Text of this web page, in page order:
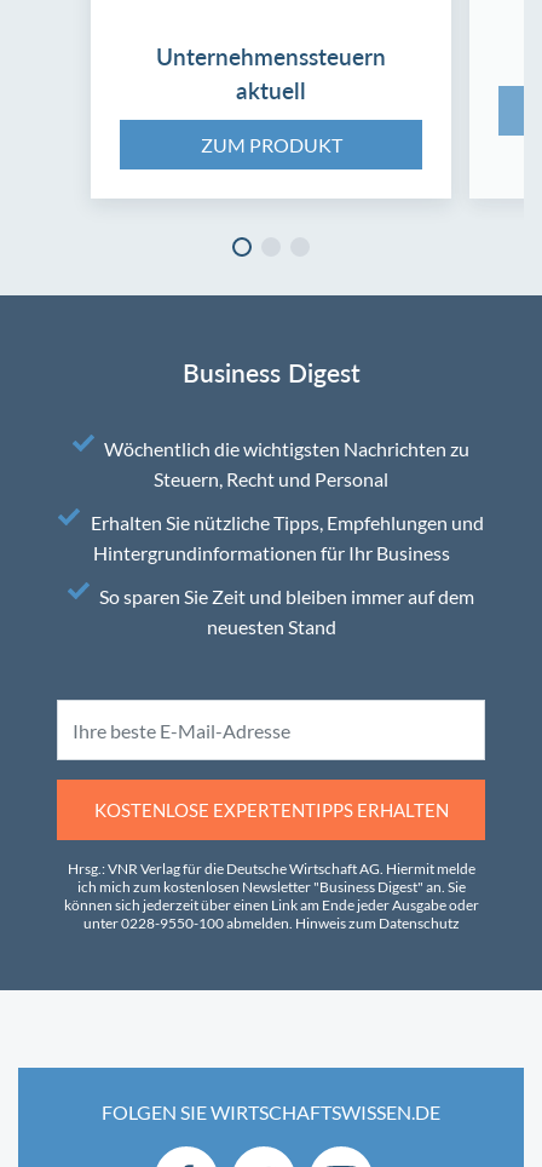
Unternehmenssteuern
aktuell
ZUM PRODUKT
Business Digest
Wöchentlich die wichtigsten Nachrichten zu
Steuern, Recht und Personal
Erhalten Sie nützliche Tipps, Empfehlungen und
Hintergrundinformationen für Ihr Business
So sparen Sie Zeit und bleiben immer auf dem
neuesten Stand
KOSTENLOSE EXPERTENTIPPS ERHALTEN
Hrsg.: VNR Verlag für die Deutsche Wirtschaft AG. Hiermit melde
ich mich zum kostenlosen Newsletter "Business Digest" an. Sie
können sich jederzeit über einen Link am Ende jeder Ausgabe oder
unter 0228-9550-100 abmelden. Hinweis zum Datenschutz
FOLGEN SIE WIRTSCHAFTSWISSEN.DE